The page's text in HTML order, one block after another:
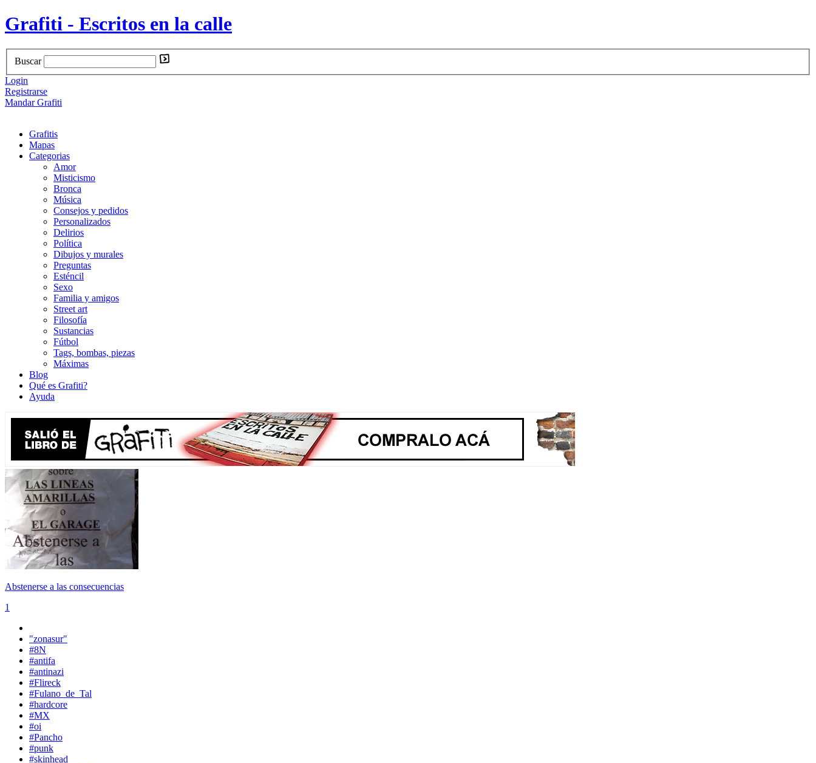
Grafiti - Escritos en la calle
Buscar
Login
Registrarse
Mandar Grafiti
Grafitis
Mapas
Categorias
Amor
Misticismo
Bronca
Música
Consejos y pedidos
Personalizados
Delirios
Política
Dibujos y murales
Preguntas
Esténcil
Sexo
Familia y amigos
Street art
Filosofía
Sustancias
Fútbol
Tags, bombas, piezas
Máximas
Blog
Qué es Grafiti?
Ayuda
Abstenerse a las consecuencias
1
"zonasur"
#8N
#antifa
#antinazi
#Flireck
#Fulano_de_Tal
#hardcore
#MX
#oi
#Pancho
#punk
#skinhead